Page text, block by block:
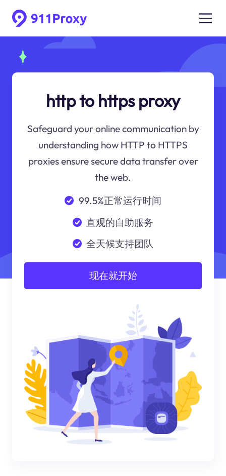
http to https proxy
Safeguard your online communication by
understanding how HTTP to HTTPS
proxies ensure secure data transfer over
the web.
99.5%正常运行时间
直观的自助服务
全天候支持团队
现在就开始